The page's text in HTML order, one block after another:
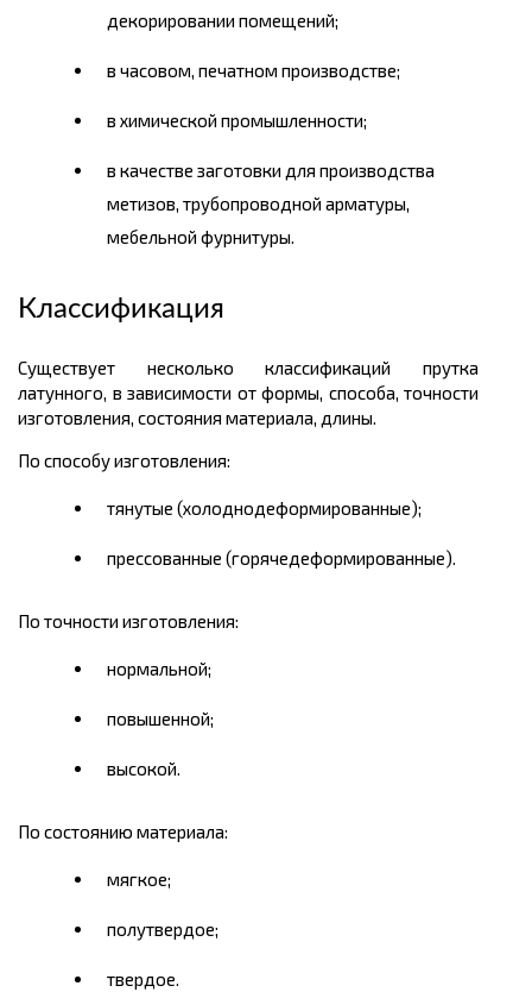
декорировании помещений;
в часовом, печатном производстве;
в химической промышленности;
в качестве заготовки для производства
метизов, трубопроводной арматуры,
мебельной фурнитуры.
Классификация
Существует несколько классификаций прутка
латунного, в зависимости от формы, способа, точности
изготовления, состояния материала, длины.
По способу изготовления:
тянутые (холоднодеформированные);
прессованные (горячедеформированные).
По точности изготовления:
нормальной;
повышенной;
высокой.
По состоянию материала:
мягкое;
полутвердое;
твердое.